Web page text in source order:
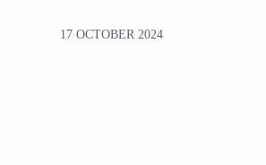
17 OCTOBER 2024